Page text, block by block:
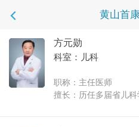
黄山首
方元勋
科室：儿科
职称：主任医师
擅长：历任多届省儿